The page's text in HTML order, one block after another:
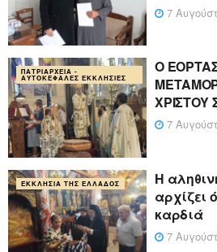
7
ΠΑΤΡΙΑΡΧΕΊΑ -
ΑΥΤΟΚΈΦΑΛΕΣ ΕΚΚΛΗΣΊΕΣ
Ο
ΧΡΙΣΤΟΥ
7
ΕΚΚΛΗΣΊΑ ΤΗΣ ΕΛΛΆΔΟΣ
Η
αρχίζει
καρδιά
7